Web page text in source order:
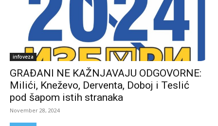
infoveza
GRAĐANI NE KAŽNJAVAJU ODGOVORNE:
Milići, Kneževo, Derventa, Doboj i Teslić
pod šapom istih stranaka
November 28, 2024